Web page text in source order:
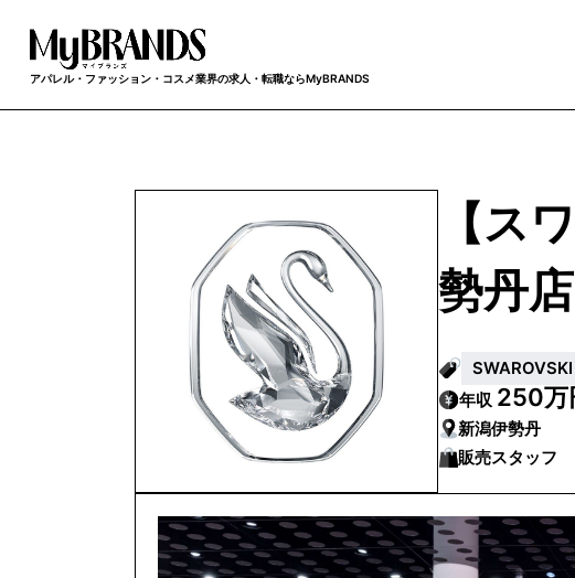
アパレル・ファッション・コスメ業界の求人・転職ならMyBRANDS
【ス
勢丹店
年収 250万
新潟伊勢丹
販売スタッフ